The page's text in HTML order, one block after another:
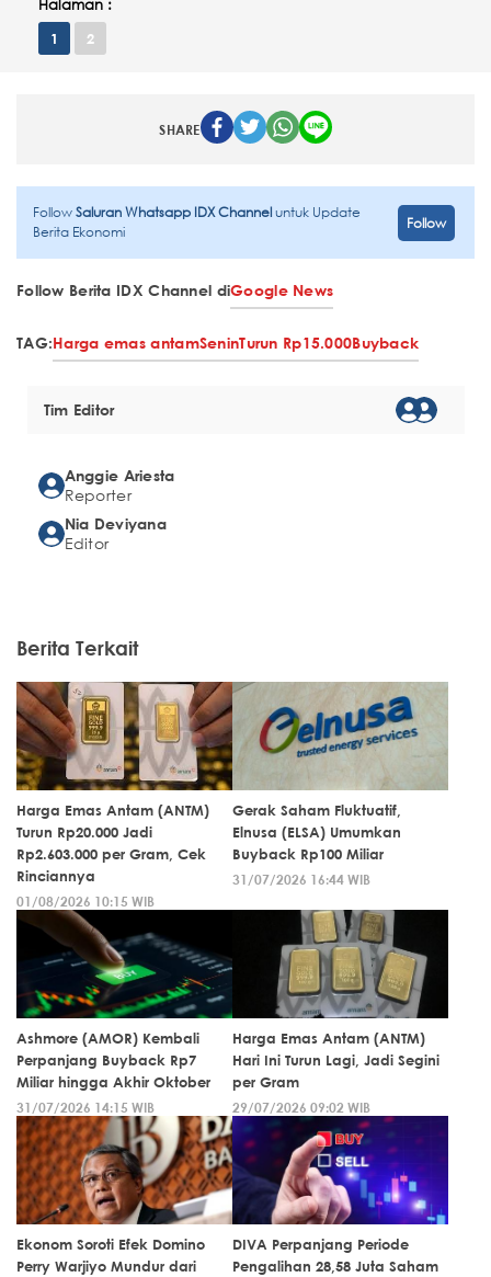
Halaman :
1 2
SHARE
FollowSaluran Whatsapp IDX Channeluntuk Update
Berita Ekonomi
Follow
Follow Berita IDX Channel diGoogle News
TAG:Harga emas antamSeninTurun Rp15.000Buyback
Tim Editor
Anggie Ariesta
Reporter
Nia Deviyana
Editor
Berita Terkait
Harga Emas Antam (ANTM)
Turun Rp20.000 Jadi
Rp2.603.000 per Gram, Cek
Rinciannya
01/08/2026 10:15 WIB
Gerak Saham Fluktuatif,
Elnusa (ELSA) Umumkan
Buyback Rp100 Miliar
31/07/2026 16:44 WIB
Ashmore (AMOR) Kembali
Perpanjang Buyback Rp7
Miliar hingga Akhir Oktober
31/07/2026 14:15 WIB
Harga Emas Antam (ANTM)
Hari Ini Turun Lagi, Jadi Segini
per Gram
29/07/2026 09:02 WIB
Ekonom Soroti Efek Domino
Perry Warjiyo Mundur dari
DIVA Perpanjang Periode
Pengalihan 28,58 Juta Saham